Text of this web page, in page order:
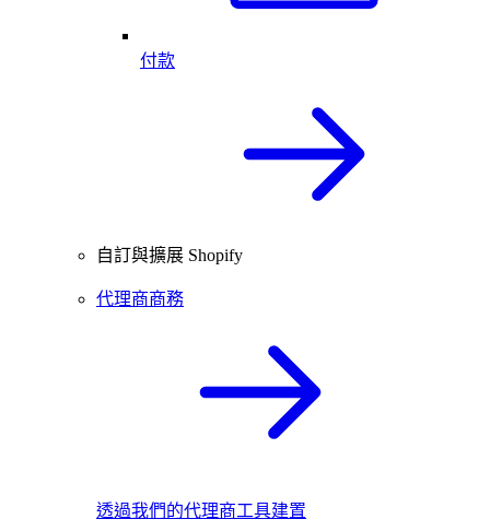
付款
自訂與擴展 Shopify
代理商商務
透過我們的代理商工具建置